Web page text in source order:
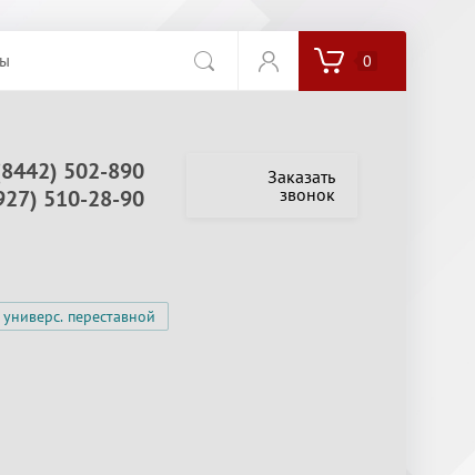
0
502-890
510-28-90
Заказать
звонок
переставной